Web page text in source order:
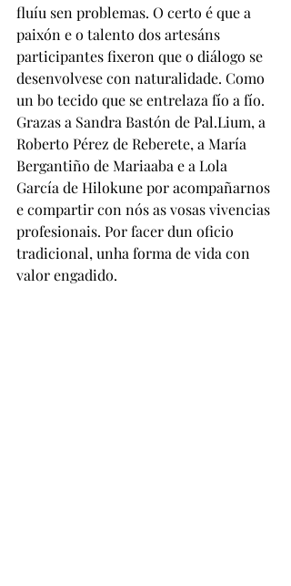
fluíu sen problemas. O certo é que a
paixón e o talento dos artesáns
participantes fixeron que o diálogo se
desenvolvese con naturalidade. Como
un bo tecido que se entrelaza fío a fío.
Grazas a Sandra Bastón de Pal.Lium, a
Roberto Pérez de Reberete, a María
Bergantiño de Mariaaba e a Lola
García de Hilokune por acompañarnos
e compartir con nós as vosas vivencias
profesionais. Por facer dun oficio
tradicional, unha forma de vida con
valor engadido.